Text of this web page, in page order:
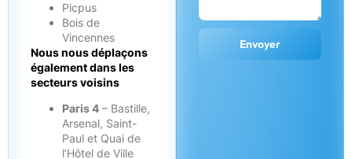
Picpus
Bois de
Vincennes
Nous nous déplaçons
également dans les
secteurs voisins
Paris 4 – Bastille,
Arsenal, Saint-
Paul et Quai de
l’Hôtel de Ville
Envoyer